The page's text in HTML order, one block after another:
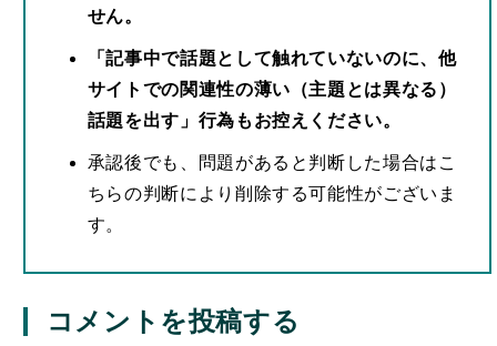
せん。
「記事中で話題として触れていないのに、他
サイトでの関連性の薄い（主題とは異なる）
話題を出す」行為もお控えください。
承認後でも、問題があると判断した場合はこ
ちらの判断により削除する可能性がございま
す。
コメントを投稿する